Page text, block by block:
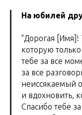
На юбилей
"Дорогая [Имя]!
которую
тебе за все
за все
неиссякаемый
и вдохновить,
Спасибо тебе